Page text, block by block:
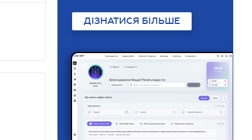
ДІЗНАТИСЯ БІЛЬШЕ